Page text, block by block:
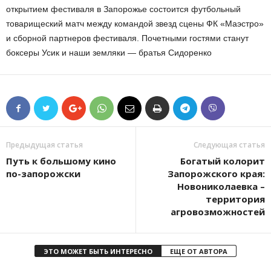
открытием фестиваля в Запорожье состоится футбольный
товарищеский матч между командой звезд сцены ФК «Маэстро»
и сборной партнеров фестиваля. Почетными гостями станут
боксеры Усик и наши земляки — братья Сидоренко
Предыдущая статья
Путь к большому кино
по-запорожски
Следующая статья
Богатый колорит
Запорожского края:
Новониколаевка –
территория
агровозможностей
ЭТО МОЖЕТ БЫТЬ ИНТЕРЕСНО ЕЩЕ ОТ АВТОРА